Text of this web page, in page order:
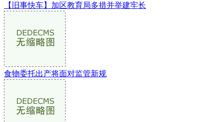
【旧事快车】加区教育局多措并举建牢长
食物委托出产将面对监管新规